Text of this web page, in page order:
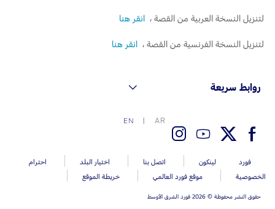
لتنزيل النسخة العربية من القصة ، انقر هنا
لتنزيل النسخة الفرنسية من القصة ، انقر هنا
AR
EN
فورد لينكون اتصل بنا اختيار البلد
احترام
الخصوصية
موقع فورد العالمي خريطة الموقع
حقوق النشر محفوظة © 2026 فورد الشرق الأوسط
روابط سريعة